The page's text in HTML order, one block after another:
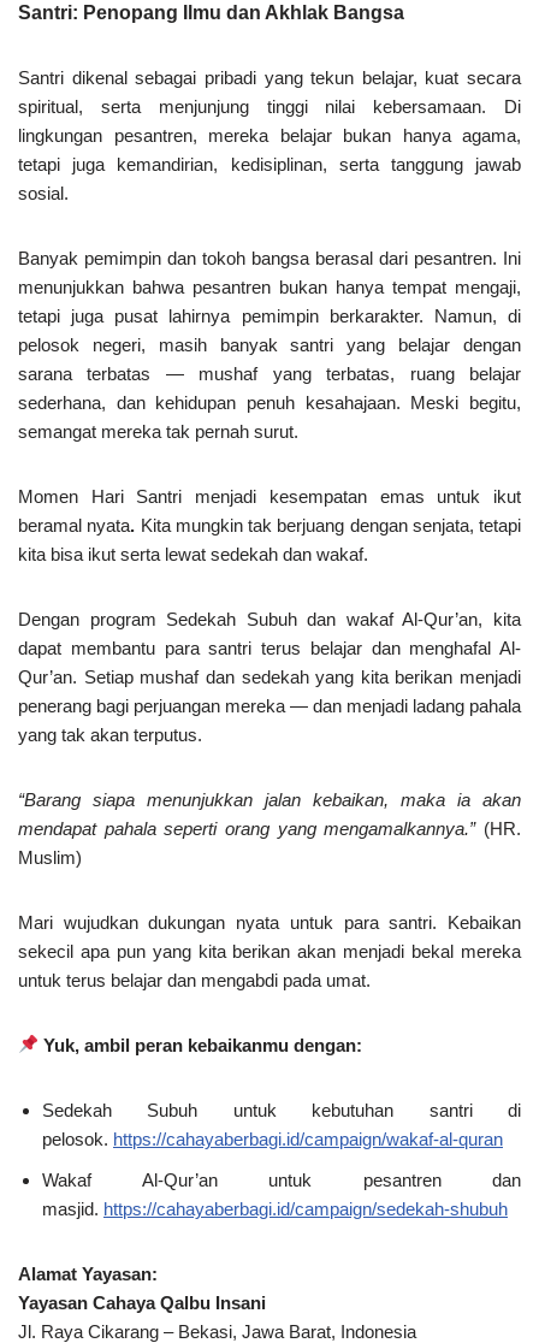
Santri: Penopang Ilmu dan Akhlak Bangsa
Santri dikenal sebagai pribadi yang tekun belajar, kuat secara
spiritual, serta menjunjung tinggi nilai kebersamaan. Di
lingkungan pesantren, mereka belajar bukan hanya agama,
tetapi juga kemandirian, kedisiplinan, serta tanggung jawab
sosial.
Banyak pemimpin dan tokoh bangsa berasal dari pesantren. Ini
menunjukkan bahwa pesantren bukan hanya tempat mengaji,
tetapi juga pusat lahirnya pemimpin berkarakter. Namun, di
pelosok negeri, masih banyak santri yang belajar dengan
sarana terbatas — mushaf yang terbatas, ruang belajar
sederhana, dan kehidupan penuh kesahajaan. Meski begitu,
semangat mereka tak pernah surut.
Momen Hari Santri menjadi kesempatan emas untuk ikut
beramal nyata. Kita mungkin tak berjuang dengan senjata, tetapi
kita bisa ikut serta lewat sedekah dan wakaf.
Dengan program Sedekah Subuh dan wakaf Al-Qur’an, kita
dapat membantu para santri terus belajar dan menghafal Al-
Qur’an. Setiap mushaf dan sedekah yang kita berikan menjadi
penerang bagi perjuangan mereka — dan menjadi ladang pahala
yang tak akan terputus.
“Barang siapa menunjukkan jalan kebaikan, maka ia akan
mendapat pahala seperti orang yang mengamalkannya.”(HR.
Muslim)
Mari wujudkan dukungan nyata untuk para santri. Kebaikan
sekecil apa pun yang kita berikan akan menjadi bekal mereka
untuk terus belajar dan mengabdi pada umat.
Yuk, ambil peran kebaikanmu dengan:
Sedekah Subuh untuk kebutuhan santri di
pelosok. https://cahayaberbagi.id/campaign/wakaf-al-quran
Wakaf Al-Qur’an untuk pesantren dan
masjid. https://cahayaberbagi.id/campaign/sedekah-shubuh
Alamat Yayasan:
Yayasan Cahaya Qalbu Insani
Jl. Raya Cikarang – Bekasi, Jawa Barat, Indonesia